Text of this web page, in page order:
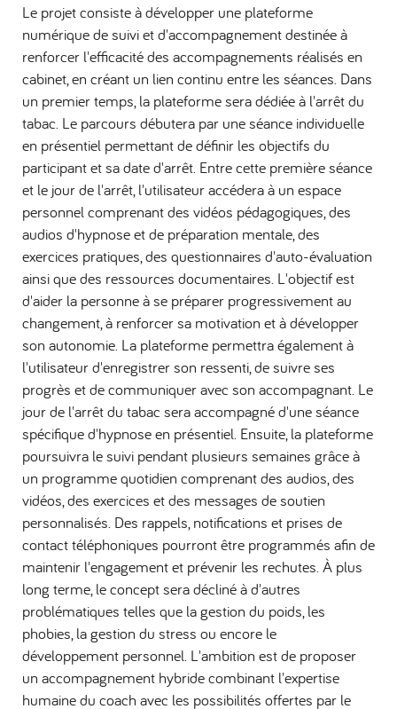
Le projet consiste à développer une plateforme
numérique de suivi et d'accompagnement destinée à
renforcer l'efficacité des accompagnements réalisés en
cabinet, en créant un lien continu entre les séances. Dans
un premier temps, la plateforme sera dédiée à l'arrêt du
tabac. Le parcours débutera par une séance individuelle
en présentiel permettant de définir les objectifs du
participant et sa date d'arrêt. Entre cette première séance
et le jour de l'arrêt, l'utilisateur accédera à un espace
personnel comprenant des vidéos pédagogiques, des
audios d'hypnose et de préparation mentale, des
exercices pratiques, des questionnaires d'auto-évaluation
ainsi que des ressources documentaires. L'objectif est
d'aider la personne à se préparer progressivement au
changement, à renforcer sa motivation et à développer
son autonomie. La plateforme permettra également à
l'utilisateur d'enregistrer son ressenti, de suivre ses
progrès et de communiquer avec son accompagnant. Le
jour de l'arrêt du tabac sera accompagné d'une séance
spécifique d'hypnose en présentiel. Ensuite, la plateforme
poursuivra le suivi pendant plusieurs semaines grâce à
un programme quotidien comprenant des audios, des
vidéos, des exercices et des messages de soutien
personnalisés. Des rappels, notifications et prises de
contact téléphoniques pourront être programmés afin de
maintenir l'engagement et prévenir les rechutes. À plus
long terme, le concept sera décliné à d'autres
problématiques telles que la gestion du poids, les
phobies, la gestion du stress ou encore le
développement personnel. L'ambition est de proposer
un accompagnement hybride combinant l'expertise
humaine du coach avec les possibilités offertes par le